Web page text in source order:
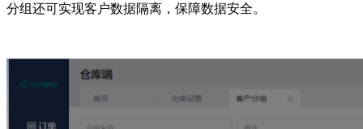
分组还可实现客户数据隔离，保障数据安全。